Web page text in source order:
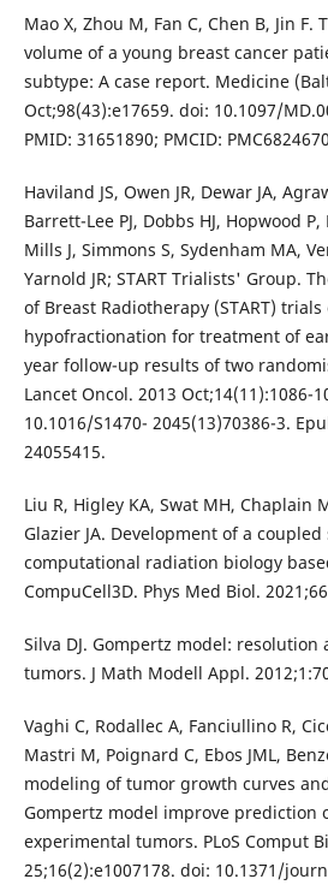
Mao X, Zhou M, Fan C, Chen B, Jin F.
volume of a young breast cancer
subtype: A case report. Medicine
Oct;98(43):e17659. doi: 10.1097/
PMID: 31651890; PMCID:
Haviland JS, Owen JR, Dewar JA,
Barrett-Lee PJ, Dobbs HJ, Hopwood
Mills J, Simmons S, Sydenham MA,
Yarnold JR; START Trialists' Group.
of Breast Radiotherapy (START)
hypofractionation for treatment of
year follow-up results of two
Lancet Oncol. 2013 Oct;14(11):1086-
10.1016/S1470- 2045(13)70386-3.
24055415.
Liu R, Higley KA, Swat MH, Chaplain
Glazier JA. Development of a
computational radiation biology
CompuCell3D. Phys Med Biol.
Silva DJ. Gompertz model: resolution
tumors. J Math Modell Appl.
Vaghi C, Rodallec A, Fanciullino R,
Mastri M, Poignard C, Ebos JML,
modeling of tumor growth curves
Gompertz model improve prediction
experimental tumors. PLoS Comput
25;16(2):e1007178. doi: 10.1371/